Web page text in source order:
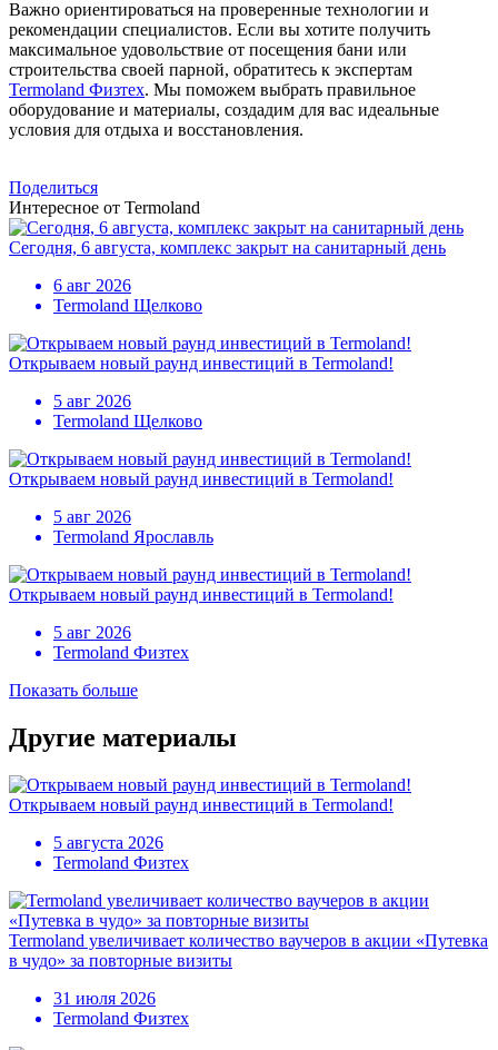
Важно ориентироваться на проверенные технологии и
рекомендации специалистов. Если вы хотите получить
максимальное удовольствие от посещения бани или
строительства своей парной, обратитесь к экспертам
Termoland Физтех. Мы поможем выбрать правильное
оборудование и материалы, создадим для вас идеальные
условия для отдыха и восстановления.
Поделиться
Интересное от Termoland
Сегодня, 6 августа, комплекс закрыт на санитарный день
6 авг 2026
Termoland Щелково
Открываем новый раунд инвестиций в Termoland!
5 авг 2026
Termoland Щелково
Открываем новый раунд инвестиций в Termoland!
5 авг 2026
Termoland Ярославль
Открываем новый раунд инвестиций в Termoland!
5 авг 2026
Termoland Физтех
Показать больше
Другие материалы
Открываем новый раунд инвестиций в Termoland!
5 августа 2026
Termoland Физтех
Termoland увеличивает количество ваучеров в акции «Путевка
в чудо» за повторные визиты
31 июля 2026
Termoland Физтех